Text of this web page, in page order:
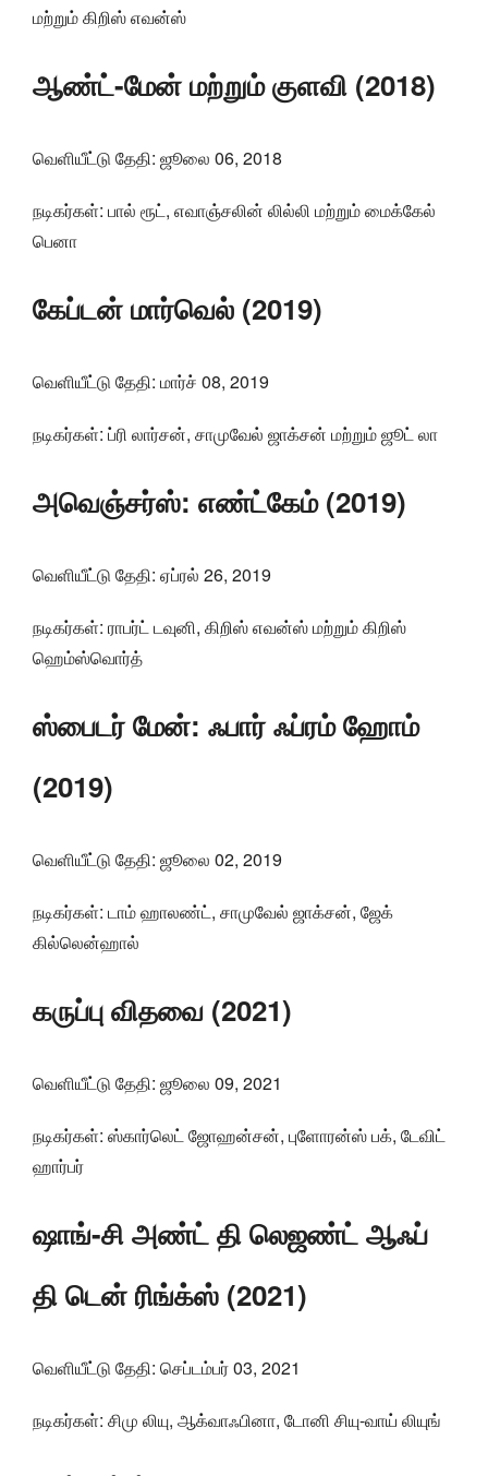
மற்றும் கிறிஸ் எவன்ஸ்
ஆண்ட்-மேன் மற்றும் குளவி (2018)
வெளியீட்டு தேதி: ஜூலை 06, 2018
நடிகர்கள்: பால் ரூட், எவாஞ்சலின் லில்லி மற்றும் மைக்கேல்
பெனா
கேப்டன் மார்வெல் (2019)
வெளியீட்டு தேதி: மார்ச் 08, 2019
நடிகர்கள்: ப்ரி லார்சன், சாமுவேல் ஜாக்சன் மற்றும் ஜூட் லா
அவெஞ்சர்ஸ்: எண்ட்கேம் (2019)
வெளியீட்டு தேதி: ஏப்ரல் 26, 2019
நடிகர்கள்: ராபர்ட் டவுனி, கிறிஸ் எவன்ஸ் மற்றும் கிறிஸ்
ஹெம்ஸ்வொர்த்
ஸ்பைடர் மேன்: ஃபார் ஃப்ரம் ஹோம்
(2019)
வெளியீட்டு தேதி: ஜூலை 02, 2019
நடிகர்கள்: டாம் ஹாலண்ட், சாமுவேல் ஜாக்சன், ஜேக்
கில்லென்ஹால்
கருப்பு விதவை (2021)
வெளியீட்டு தேதி: ஜூலை 09, 2021
நடிகர்கள்: ஸ்கார்லெட் ஜோஹன்சன், புளோரன்ஸ் பக், டேவிட்
ஹார்பர்
ஷாங்-சி அண்ட் தி லெஜண்ட் ஆஃப்
தி டென் ரிங்க்ஸ் (2021)
வெளியீட்டு தேதி: செப்டம்பர் 03, 2021
நடிகர்கள்: சிமு லியு, ஆக்வாஃபினா, டோனி சியு-வாய் லியுங்